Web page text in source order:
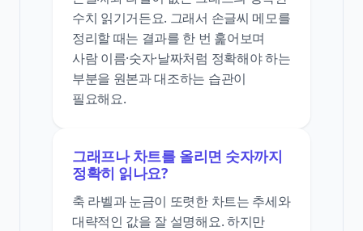
수치 읽기거든요. 그래서 손글씨 메모를
정리할 때는 결과를 한 번 훑어보며
사람 이름·숫자·날짜처럼 정확해야 하는
부분을 원본과 대조하는 습관이
필요해요.
그래프나 차트를 올리면 숫자까지
정확히 읽나요?
축 라벨과 눈금이 또렷한 차트는 추세와
대략적인 값을 잘 설명해요. 하지만